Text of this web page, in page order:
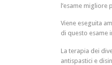
l’esame
Viene eseguita
di questo esame
La terapia dei
antispastici e